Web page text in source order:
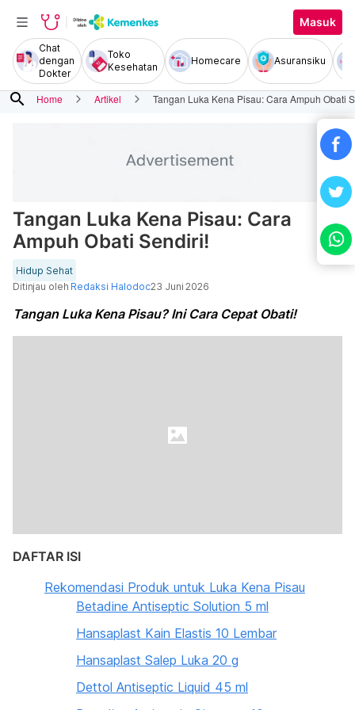
Masuk
Chat
dengan
Dokter
Toko
Kesehatan
Homecare Asuransiku
search Home Artikel Tangan Luka Kena Pisau: Cara Ampuh Obati
Tangan Luka Kena Pisau: Cara
Ampuh Obati Sendiri!
Hidup Sehat
Ditinjau oleh Redaksi Halodoc23 Juni 2026
Tangan Luka Kena Pisau? Ini Cara Cepat Obati!
DAFTAR ISI
Rekomendasi Produk untuk Luka Kena Pisau
Betadine Antiseptic Solution 5 ml
Hansaplast Kain Elastis 10 Lembar
Hansaplast Salep Luka 20 g
Dettol Antiseptic Liquid 45 ml